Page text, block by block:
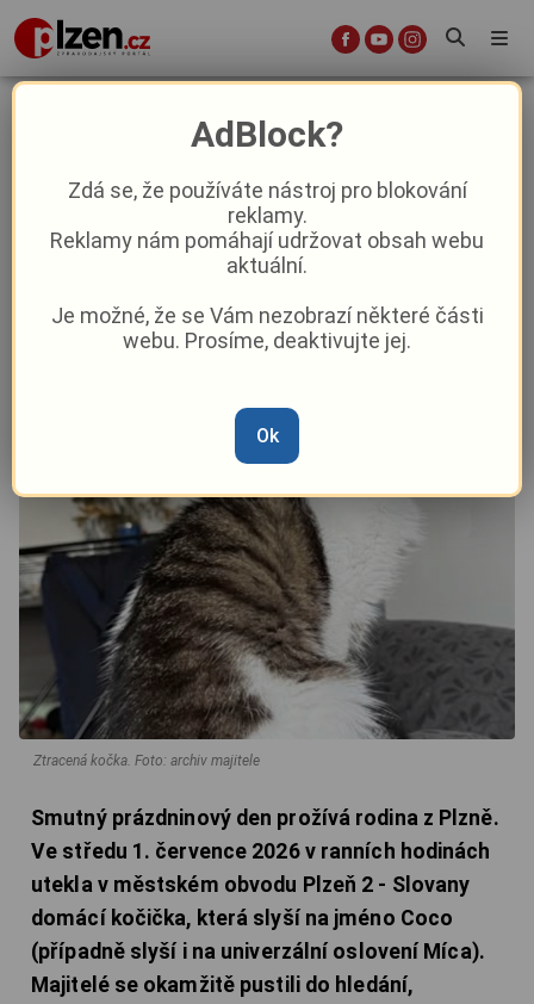
V Plzni na Slovanech se ztratila
kočička Coco. Je vyděšená a
schovává se, majitelé prosí o
pomoc
Pavel Žižka–1. 7. | 16:22
Ztracená kočka. Foto: archiv majitele
Smutný prázdninový den prožívá rodina z Plzně.
Ve středu 1. července 2026 v ranních hodinách
utekla v městském obvodu Plzeň 2 - Slovany
domácí kočička, která slyší na jméno Coco
(případně slyší i na univerzální oslovení Míca).
Majitelé se okamžitě pustili do hledání,
AdBlock?
Zdá se, že používáte nástroj pro blokování
reklamy.
Reklamy nám pomáhají udržovat obsah webu
aktuální.
Je možné, že se Vám nezobrazí některé části
webu. Prosíme, deaktivujte jej.
Ok